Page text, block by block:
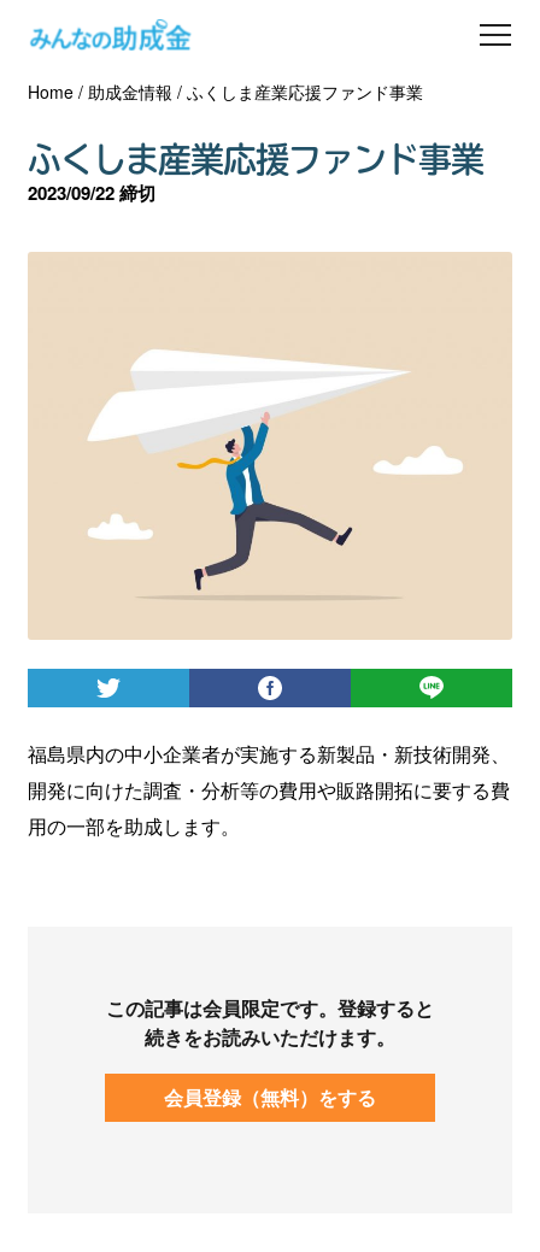
助成金を探す
士業の方へ
助成金コラム
ダウンロード
会員登録
ログイン
Home/ 助成金情報 / ふくしま産業応援ファンド事業
ふくしま産業応援ファンド事業
2023/09/22 締切
福島県内の中小企業者が実施する新製品・新技術開発、
開発に向けた調査・分析等の費用や販路開拓に要する費
用の一部を助成します。
この記事は会員限定です。登録すると
続きをお読みいただけます。
会員登録（無料）をする